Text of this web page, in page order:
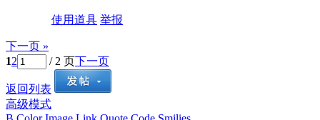
使用道具 举报
下一页 »
12 / 2 页下一页
返回列表
高级模式